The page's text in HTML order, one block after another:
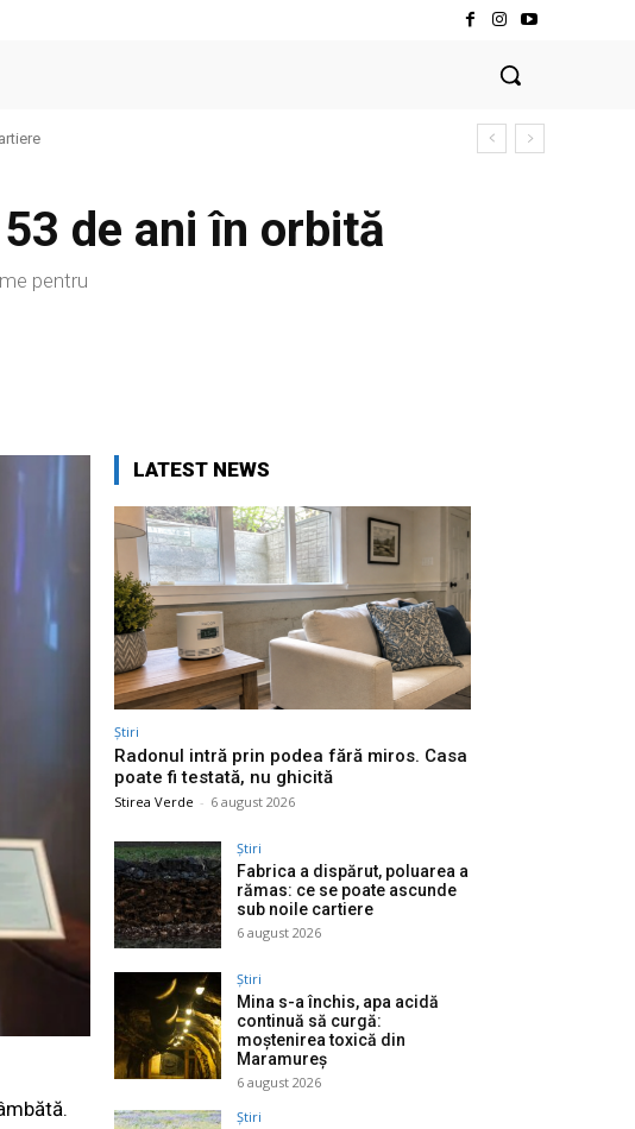
de ani în orbită
pentru
LATEST NEWS
Știri
Radonul intră prin podea fără miros. Casa
poate fi testată, nu ghicită
Stirea Verde - 6 august 2026
Știri
Fabrica a dispărut, poluarea a
rămas: ce se poate ascunde
sub noile cartiere
6 august 2026
Știri
Mina s-a închis, apa acidă
continuă să curgă:
moștenirea toxică din
Maramureș
6 august 2026
Știri